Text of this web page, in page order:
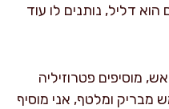
דליל, נותנים לו עוד
מוסיפים פטרוזיליה
מבריק ומלטף, אני מוסיף